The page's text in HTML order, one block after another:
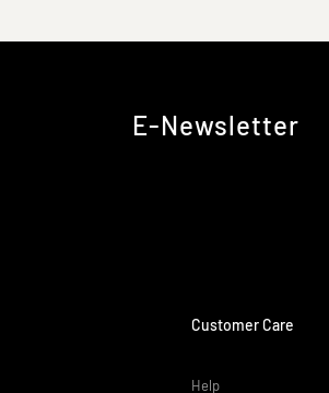
E-Newsletter
Customer Care
Help